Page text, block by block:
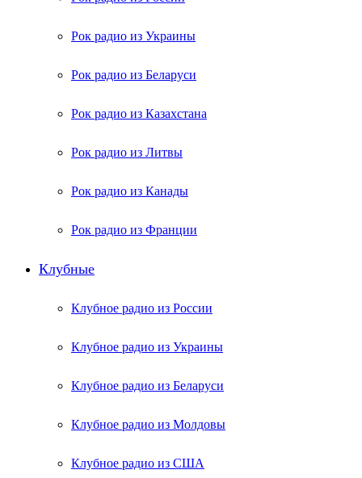
Рок радио из Украины
Рок радио из Беларуси
Рок радио из Казахстана
Рок радио из Литвы
Рок радио из Канады
Рок радио из Франции
Клубные
Клубное радио из России
Клубное радио из Украины
Клубное радио из Беларуси
Клубное радио из Молдовы
Клубное радио из США